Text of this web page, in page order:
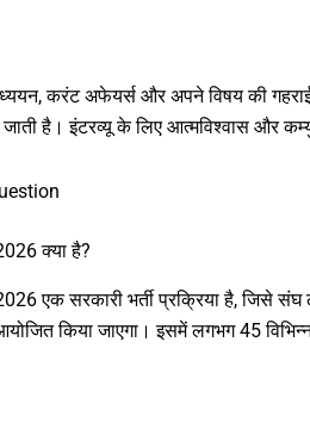
करंट अफेयर्स और अपने विषय की
है। इंटरव्यू के लिए आत्मविश्वास और
क्या है?
एक सरकारी भर्ती प्रक्रिया है, जिसे संघ
किया जाएगा। इसमें लगभग 45